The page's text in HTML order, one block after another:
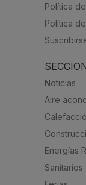
Política
Política
Noticias
Aire
Energías
Sanitarios